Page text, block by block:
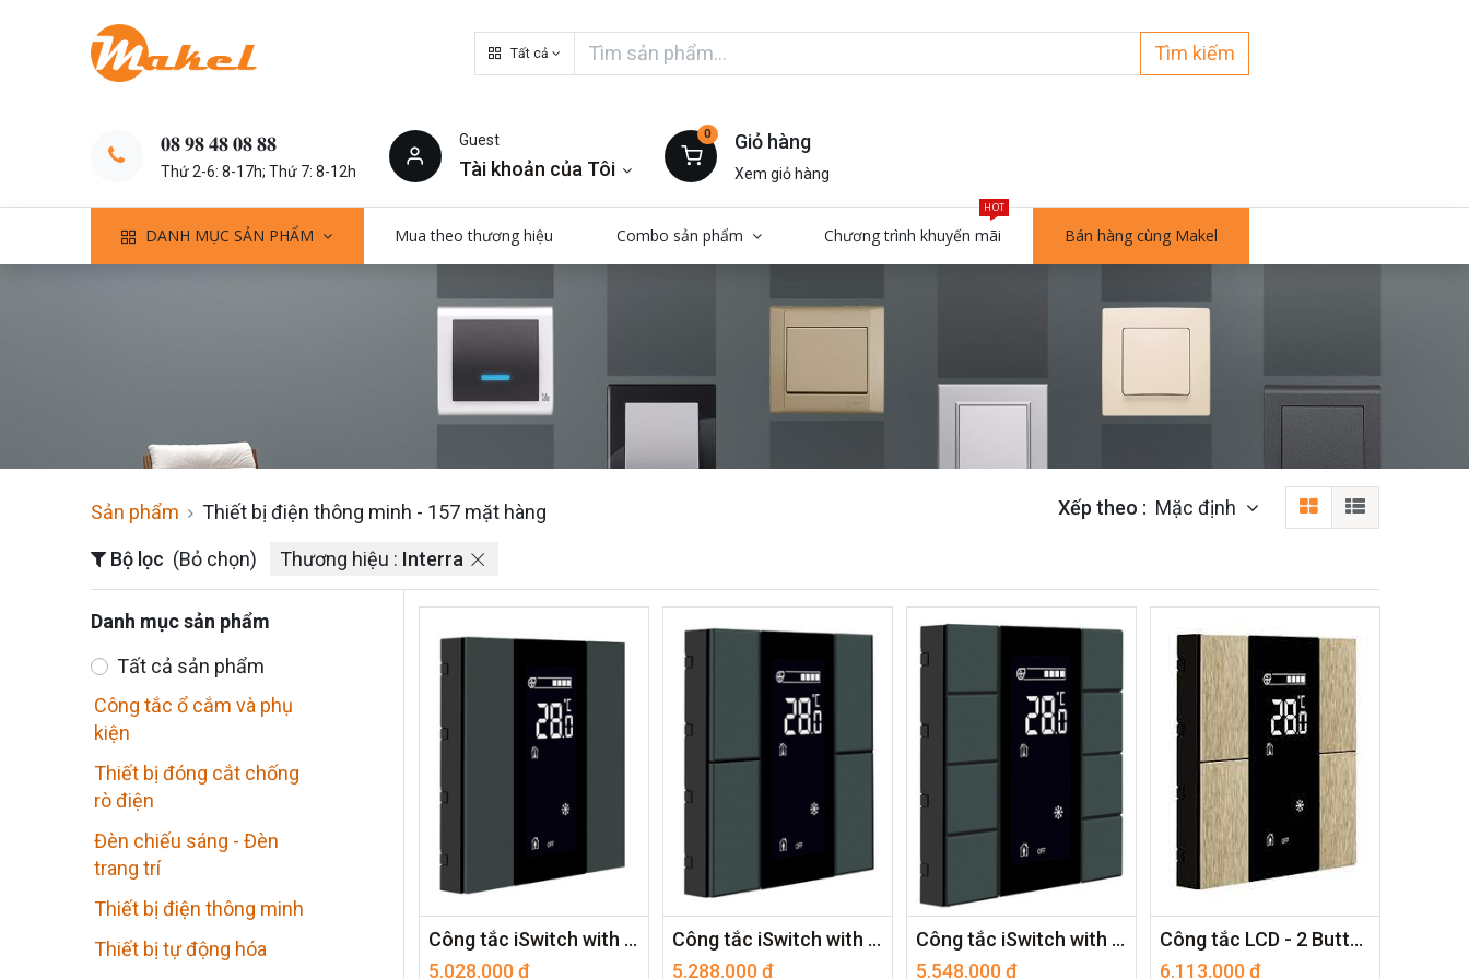
Tất cả Tìm kiếm
𝟎𝟖 𝟗𝟖 𝟒𝟖 𝟎𝟖 𝟖𝟖
Thứ 2-6: 8-17h; Thứ 7: 8-12h
Guest
Tài khoản của Tôi
0 Giỏ hàng
Xem giỏ hàng
DANH MỤC SẢN PHẨM Mua theo thương hiệu Combo sản phẩm Chương trình khuyến mãi
HOT
Bán hàng cùng Makel
Sản phẩm Thiết bị điện thông minh - 157 mặt hàng Xếp theo : Mặc định
Bộ lọc (Bỏ chọn) Thương hiệu : Interra
Danh mục sản phẩm
Tất cả sản phẩm
Công tắc ổ cắm và phụ
kiện
Thiết bị đóng cắt chống
rò điện
Đèn chiếu sáng - Đèn
trang trí
Thiết bị điện thông minh
Thiết bị tự động hóa
Công tắc iSwitch with LCD - 2 Button Anthracite Matt Plastic ITR302-1004
5.028.000₫
Công tắc iSwitch with LCD - 4 Button Anthracite Matt Plastic ITR304-1004
5.288.000₫
Công tắc iSwitch with LCD - 8 Button Anthracite Matt Plastic ITR308-1004
5.548.000₫
Công tắc LCD - 2 Button Champagne Aluminium Eloxal Matt Brushed ITR302-1106
6.113.000₫